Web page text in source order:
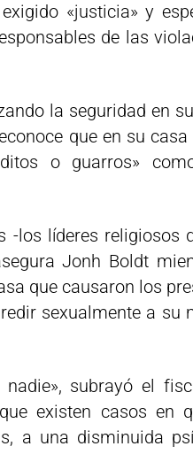
«justicia» y
de las
la seguridad en
que en su
o guarros»
-los líderes religiosos
Jonh Boldt
que causaron los
sexualmente a su
subrayó el
existen casos en
a una disminuida